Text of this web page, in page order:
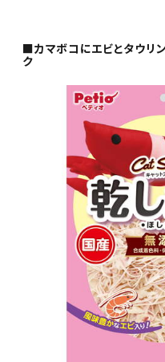
■カマボコにエビとタウリ
ク